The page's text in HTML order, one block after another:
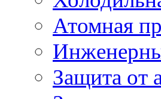
Атомная
Защита от